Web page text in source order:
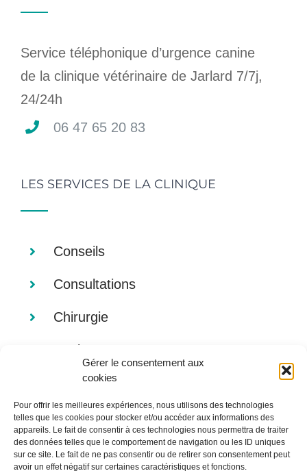
Gérer le consentement aux
cookies
Pour offrir les meilleures expériences, nous utilisons des technologies
telles que les cookies pour stocker et/ou accéder aux informations des
appareils. Le fait de consentir à ces technologies nous permettra de traiter
des données telles que le comportement de navigation ou les ID uniques
sur ce site. Le fait de ne pas consentir ou de retirer son consentement peut
avoir un effet négatif sur certaines caractéristiques et fonctions.
Service téléphonique d’urgence canine
de la clinique vétérinaire de Jarlard 7/7j,
24/24h
06 47 65 20 83
LES SERVICES DE LA CLINIQUE
Conseils
Consultations
Chirurgie
Analyses
Imagerie
Alimentation